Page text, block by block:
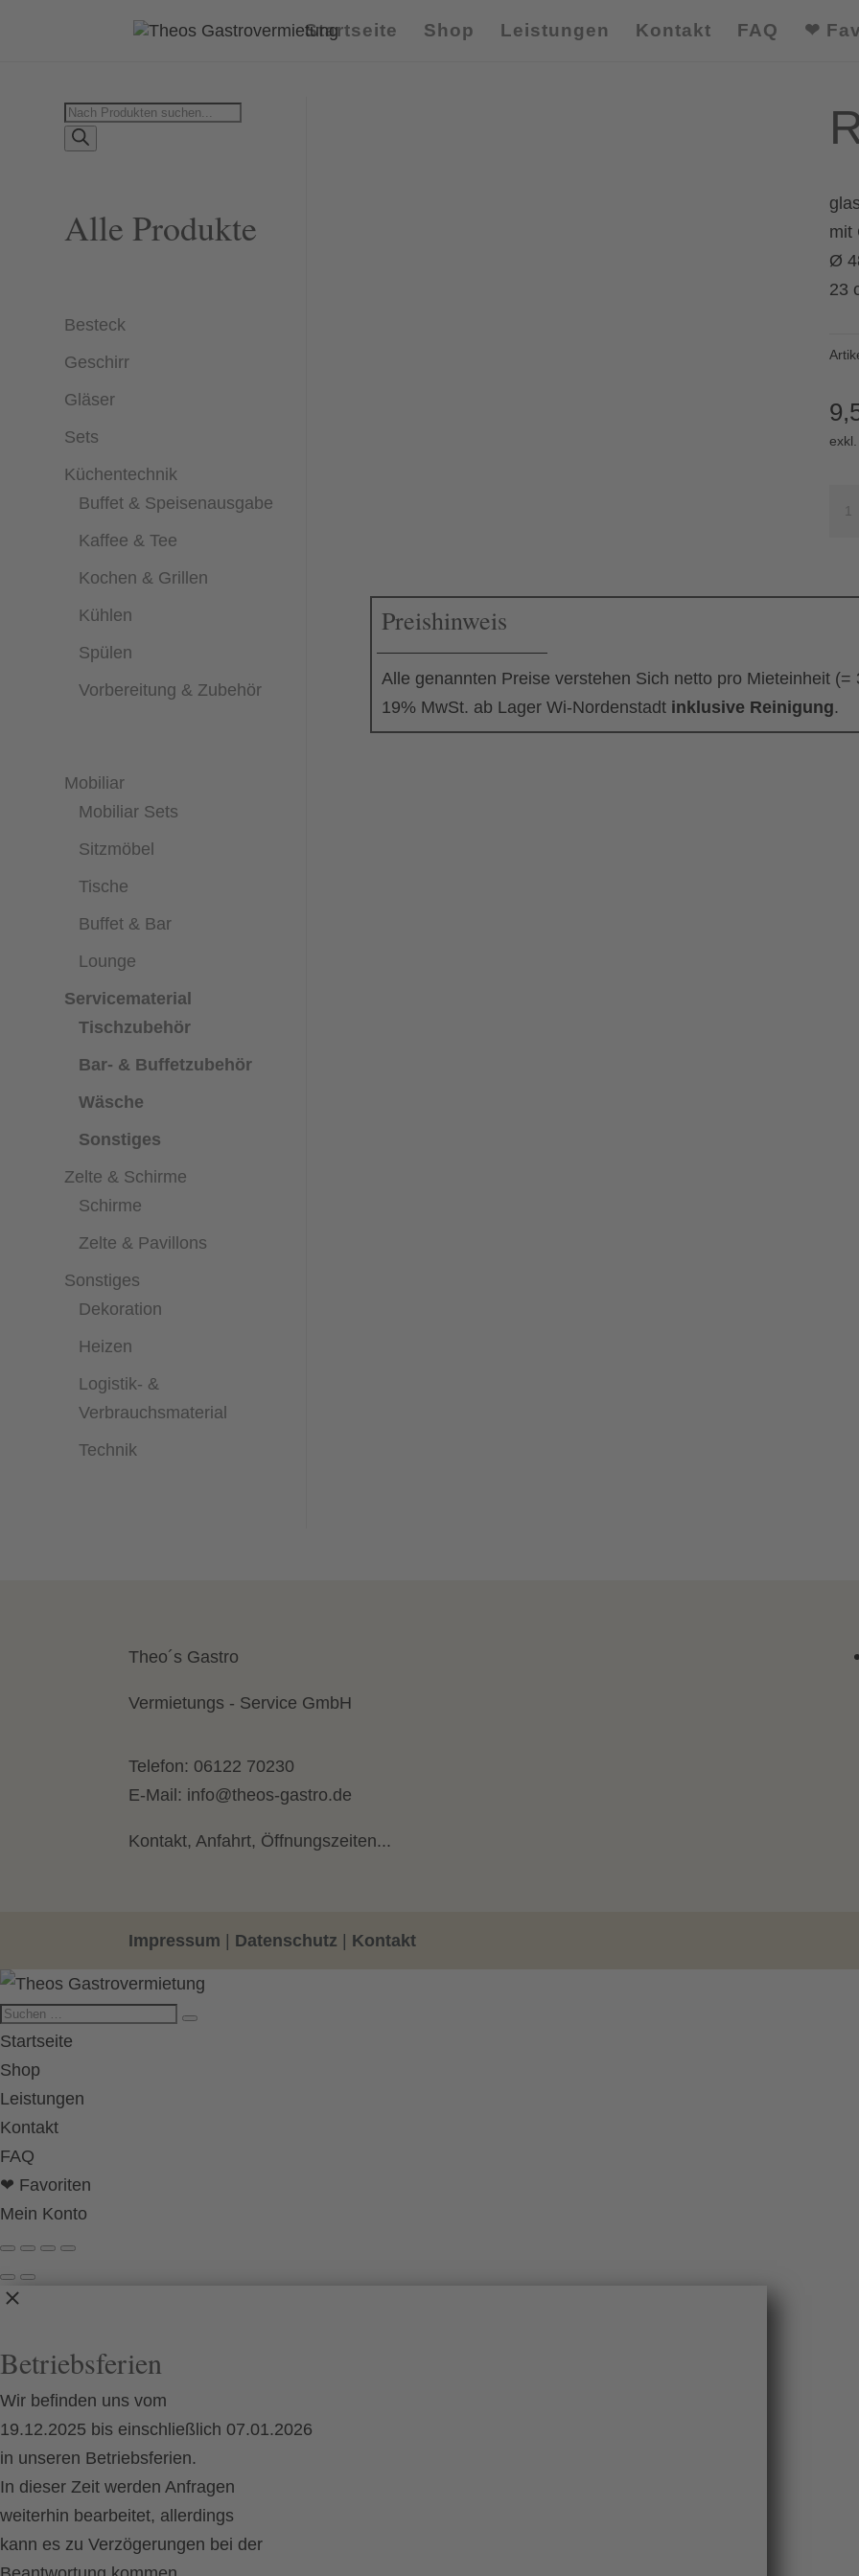
Startseite Shop Leistungen Kontakt FAQ ❤
Products
search
Alle Produkte
Besteck
Geschirr
Gläser
Sets
Küchentechnik
Buffet & Speisenausgabe
Kaffee & Tee
Kochen & Grillen
Kühlen
Spülen
Vorbereitung & Zubehör
Mobiliar
Mobiliar Sets
Sitzmöbel
Tische
Buffet & Bar
Lounge
Servicematerial
Tischzubehör
Bar- & Buffetzubehör
Wäsche
Sonstiges
Zelte & Schirme
Schirme
Zelte & Pavillons
Sonstiges
Dekoration
Heizen
Logistik- &
Verbrauchsmaterial
Technik
mit
Ø
23
Preishinweis
Alle genannten Preise verstehen Sich netto pro Mieteinheit
19% MwSt. ab Lager Wi-Nordenstadt inklusive Reinigung.
Theo´s Gastro
Vermietungs - Service GmbH
Telefon: 06122 70230
E-Mail: info@theos-gastro.de
Kontakt, Anfahrt, Öffnungszeiten...
Impressum | Datenschutz | Kontakt
Startseite
Shop
Leistungen
Kontakt
FAQ
❤ Favoriten
Mein Konto
Betriebsferien
Wir befinden uns vom
19.12.2025 bis einschließlich 07.01.2026
in unseren Betriebsferien.
In dieser Zeit werden Anfragen
weiterhin bearbeitet, allerdings
kann es zu Verzögerungen bei der